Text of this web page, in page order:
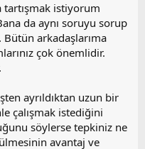
tartışmak istiyorum
da aynı soruyu sorup
arkadaşlarıma
çok önemlidir.
ayrıldıktan uzun bir
çalışmak istediğini
söylerse tepkiniz ne
avantaj ve